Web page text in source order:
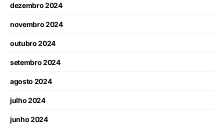
dezembro 2024
novembro 2024
outubro 2024
setembro 2024
agosto 2024
julho 2024
junho 2024